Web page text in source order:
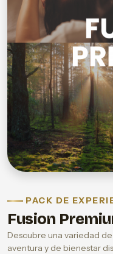
PACK DE
Fusion
Descubre una variedad
aventura y de bienestar